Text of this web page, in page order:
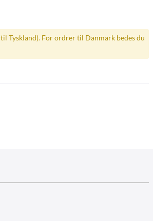
Tyskland). For ordrer til Danmark bedes du